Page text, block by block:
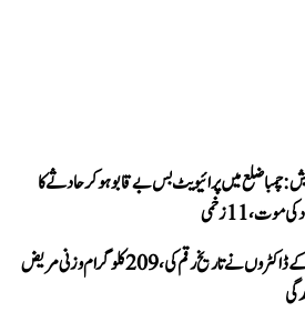
چمبا ضلع میں پرائیویٹ بس بے قابو ہوکر حادثے کا
دہلی ایمس کے ڈاکٹروں نے تاریخ رقم کی، 209 کلوگرام وزنی مریض